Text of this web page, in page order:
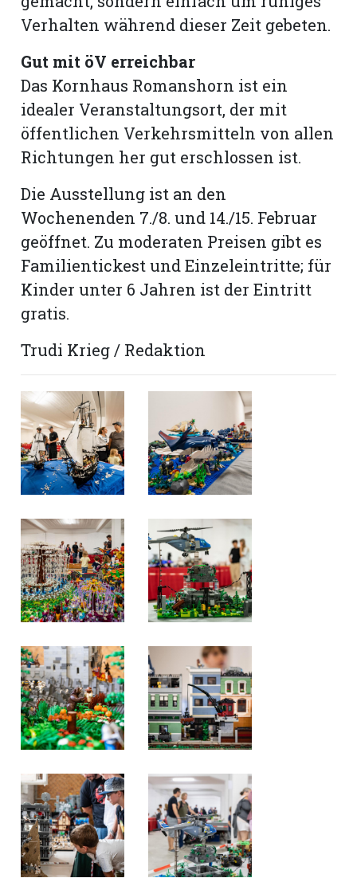
Verhalten während dieser Zeit gebeten.
Gut mit öV erreichbar
Das Kornhaus Romanshorn ist ein
idealer Veranstaltungsort, der mit
öffentlichen Verkehrsmitteln von allen
Richtungen her gut erschlossen ist.
Die Ausstellung ist an den
Wochenenden 7./8. und 14./15. Februar
geöffnet. Zu moderaten Preisen gibt es
Familientickest und Einzeleintritte; für
Kinder unter 6 Jahren ist der Eintritt
gratis.
Trudi Krieg / Redaktion